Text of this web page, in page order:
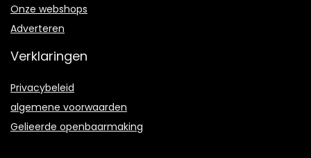
Onze webshops
Adverteren
Verklaringen
Privacybeleid
algemene voorwaarden
Gelieerde openbaarmaking